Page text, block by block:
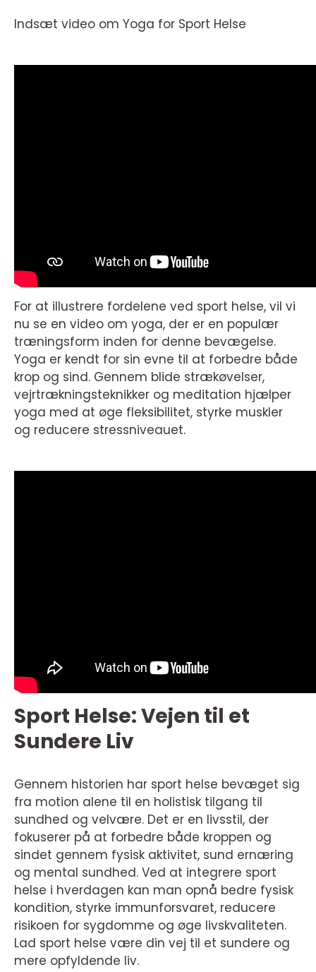
Indsæt video om Yoga for Sport Helse
For at illustrere fordelene ved sport helse, vil vi
nu se en video om yoga, der er en populær
træningsform inden for denne bevægelse.
Yoga er kendt for sin evne til at forbedre både
krop og sind. Gennem blide strækøvelser,
vejrtrækningsteknikker og meditation hjælper
yoga med at øge fleksibilitet, styrke muskler
og reducere stressniveauet.
Sport Helse: Vejen til et
Sundere Liv
Gennem historien har sport helse bevæget sig
fra motion alene til en holistisk tilgang til
sundhed og velvære. Det er en livsstil, der
fokuserer på at forbedre både kroppen og
sindet gennem fysisk aktivitet, sund ernæring
og mental sundhed. Ved at integrere sport
helse i hverdagen kan man opnå bedre fysisk
kondition, styrke immunforsvaret, reducere
risikoen for sygdomme og øge livskvaliteten.
Lad sport helse være din vej til et sundere og
mere opfyldende liv.